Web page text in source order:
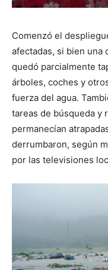
Comenzó el
afectadas, si bien una
quedó parcialmente
árboles, coches y
fuerza del agua.
tareas de búsqueda y
permanecían
derrumbaron, según
por las televisiones